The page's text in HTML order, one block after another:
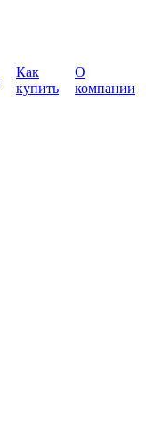
Как
купить
О
компании